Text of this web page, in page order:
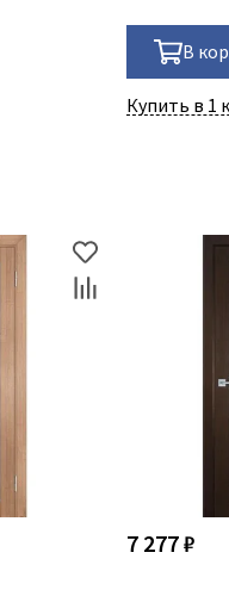
В
Купить в 1
7 277 ₽